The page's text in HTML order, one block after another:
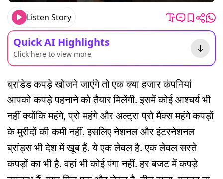
Listen Story
Quick AI Highlights
Click here to view more
ब्रांडेड कपड़े खोजने जाएंगे तो एक क्या हजार कंपनियां
आपको कपड़े पहनाने को तैयार मिलेंगी. इसमें कोई आश्चर्य भी
नहीं क्योंकि महंगे, प्रो महंगे और अल्ट्रा प्रो मैक्स महंगे कपड़ों
के मुरीदों की कमी नहीं. इसलिए नेशनल और इंटरनेशनल
ब्रांड्स भी देश में खूब हैं. ये एक लेवल है. एक लेवल सस्ते
कपड़ों का भी है. वहां भी कोई पंगा नहीं. हर बजट में कपड़े